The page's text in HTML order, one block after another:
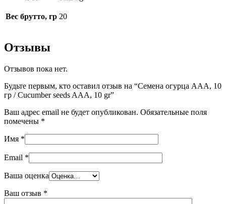
Вес брутто, гр 20
Отзывы
Отзывов пока нет.
Будьте первым, кто оставил отзыв на “Семена огурца ААА, 10
гр / Cucumber seeds AAA, 10 gr”
Ваш адрес email не будет опубликован. Обязательные поля
помечены *
Имя *
Email *
Ваша оценка
Ваш отзыв *